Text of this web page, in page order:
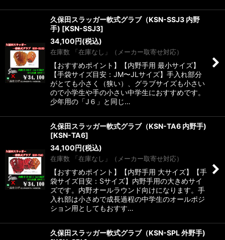
久保田スラッガー軟式グラブ（KSN-SSJ3 内野
手) [KSN-SSJ3]
34,100円(税込)
在庫数 「在庫なし」（メーカー取寄せ対応）
【おすすめポイント】【内野手用 最小サイズ】
【手袋サイズ目安：JM〜JLサイズ】手入れ部分
がとても小さく（狭い）、グラブサイズも小さい
ので小学生や手の小さい中学生におすすめです。
少年用の「J６」と同じ…
久保田スラッガー軟式グラブ（KSN-TA6 内野手)
[KSN-TA6]
34,100円(税込)
在庫数 「在庫なし」（メーカー取寄せ対応）
【おすすめポイント】【内野手用 大サイズ】【手
袋サイズ目安：Sサイズ】内野手用の大きめサイ
ズです。内野オールラウンド向けになります。手
入れ部は小さめで成長過程の中学生のオールポジ
ション用としてもおすす…
久保田スラッガー軟式グラブ（KSN-SPL 外野手)